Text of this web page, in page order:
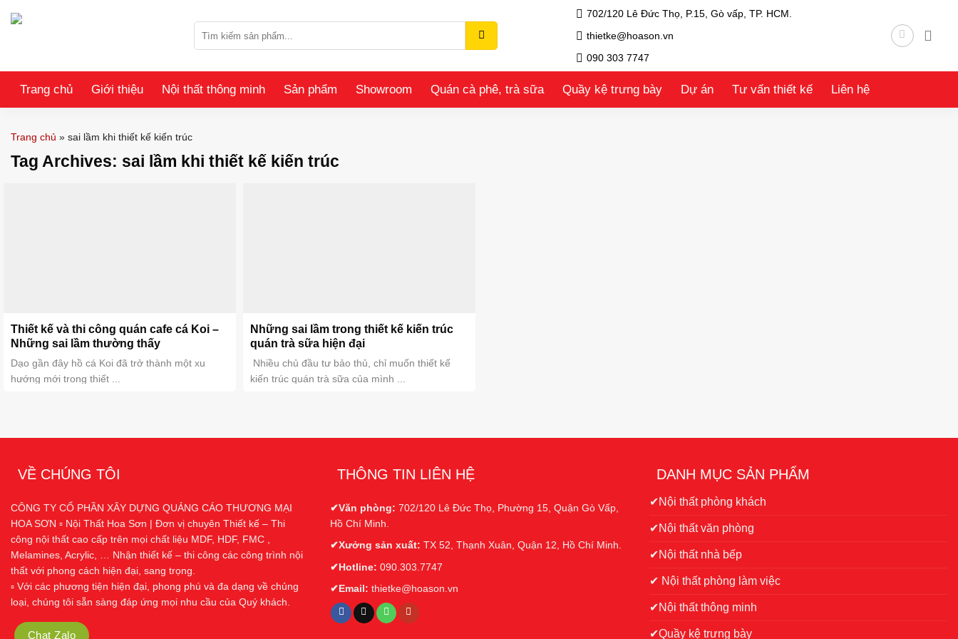
kiếm:
702/120 Lê Đức Thọ, P.15, Gò vấp, TP. HCM.
thietke@hoason.vn
090 303 7747
Trang chủ Giới thiệu Nội thất thông minh Sản phẩm Showroom Quán cà phê, trà sữa Quầy kệ trưng bày Dự án Tư vấn thiết kế Liên hệ
Trang chủ » sai lầm khi thiết kế kiến trúc
Tag Archives: sai lầm khi thiết kế kiến trúc
Thiết kế và thi công quán cafe cá Koi –
Những sai lầm thường thấy
Dạo gần đây hồ cá Koi đã trở thành một xu
hướng mới trong thiết ...
​Những sai lầm trong thiết kế kiến trúc
quán trà sữa hiện đại
Nhiều chủ đầu tư bảo thủ, chỉ muốn thiết kế
kiến trúc quán trà sữa của mình ...
VỀ CHÚNG TÔI
CÔNG TY CỔ PHẦN XÂY DỰNG QUẢNG CÁO THƯƠNG MẠI
HOA SƠN ▫️ Nội Thất Hoa Sơn | Đơn vị chuyên Thiết kế – Thi
công nội thất cao cấp trên mọi chất liệu MDF, HDF, FMC ,
Melamines, Acrylic, … Nhận thiết kế – thi công các công trình nội
thất với phong cách hiện đại, sang trọng.
▫️ Với các phương tiện hiện đại, phong phú và đa dạng về chủng
loại, chúng tôi sẵn sàng đáp ứng mọi nhu cầu của Quý khách.
THÔNG TIN LIÊN HỆ
✔Văn phòng: 702/120 Lê Đức Thọ, Phường 15, Quận Gò Vấp,
Hồ Chí Minh.
✔Xưởng sản xuất: TX 52, Thạnh Xuân, Quận 12, Hồ Chí Minh.
✔Hotline: 090.303.7747
✔Email: thietke@hoason.vn
DANH MỤC SẢN PHẨM
✔Nội thất phòng khách
✔Nội thất văn phòng
✔Nội thất nhà bếp
✔ Nội thất phòng làm việc
✔Nội thất thông minh
✔Quầy kệ trưng bày
Chat Zalo